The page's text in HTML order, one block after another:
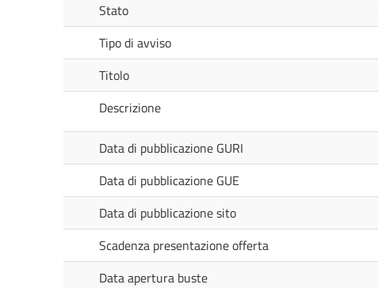
Stato
Tipo di avviso
Titolo
Descrizione
Data di pubblicazione GURI
Data di pubblicazione GUE
Data di pubblicazione sito
Scadenza presentazione offerta
Data apertura buste